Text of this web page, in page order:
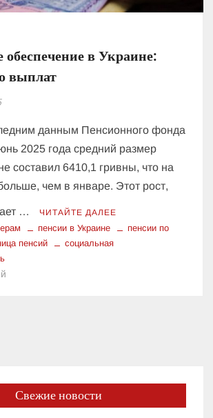
в Украине:
выплат
данным Пенсионного фонда
2025 года средний размер
составил 6410,1 гривны, что на
чем в январе. Этот рост,
… ЧИТАЙТЕ ДАЛЕЕ
пенсии в Украине
пенсии по
пенсий
социальная
Свежие новости